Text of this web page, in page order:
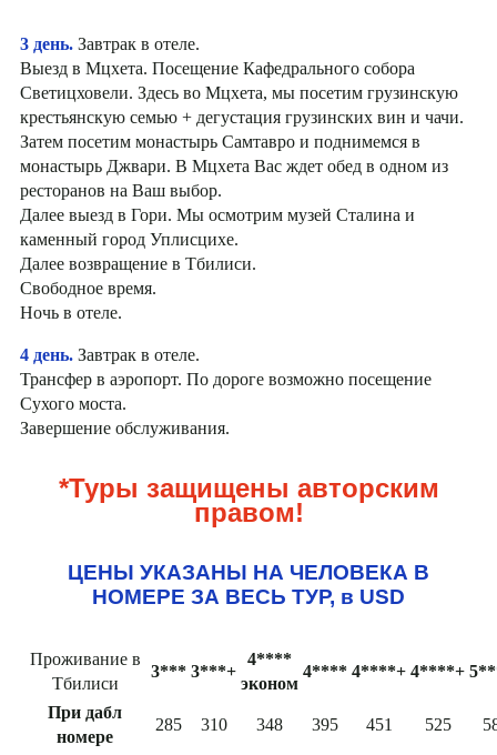
3 день. Завтрак в отеле.
Выезд в Мцхета. Посещение Кафедрального собора
Светицховели. Здесь во Мцхета, мы посетим грузинскую
крестьянскую семью + дегустация грузинских вин и чачи.
Затем посетим монастырь Самтавро и поднимемся в
монастырь Джвари. В Мцхета Вас ждет обед в одном из
ресторанов на Ваш выбор.
Далее выезд в Гори. Мы осмотрим музей Сталина и
каменный город Уплисцихе.
Далее возвращение в Тбилиси.
Свободное время.
Ночь в отеле.
4 день. Завтрак в отеле.
Трансфер в аэропорт. По дороге возможно посещение
Сухого моста.
Завершение обслуживания.
*Туры защищены авторским
правом!
ЦЕНЫ УКАЗАНЫ НА ЧЕЛОВЕКА В
НОМЕРЕ ЗА ВЕСЬ ТУР, в USD
Проживание в
Тбилиси
3*** 3***+
4****
эконом
4**** 4****+ 4****+
При дабл
номере
285 310 348 395 451 525